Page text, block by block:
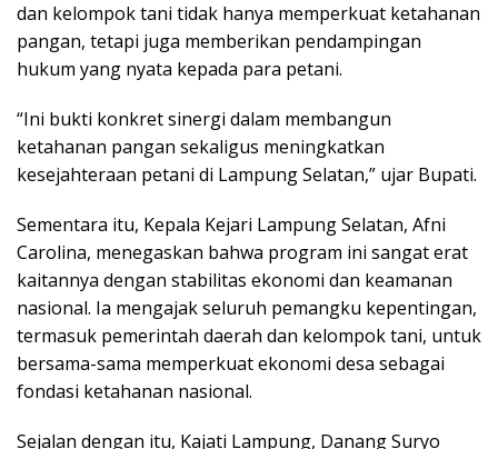
dan kelompok tani tidak hanya memperkuat ketahanan
pangan, tetapi juga memberikan pendampingan
hukum yang nyata kepada para petani.
“Ini bukti konkret sinergi dalam membangun
ketahanan pangan sekaligus meningkatkan
kesejahteraan petani di Lampung Selatan,” ujar Bupati.
Sementara itu, Kepala Kejari Lampung Selatan, Afni
Carolina, menegaskan bahwa program ini sangat erat
kaitannya dengan stabilitas ekonomi dan keamanan
nasional. Ia mengajak seluruh pemangku kepentingan,
termasuk pemerintah daerah dan kelompok tani, untuk
bersama-sama memperkuat ekonomi desa sebagai
fondasi ketahanan nasional.
Sejalan dengan itu, Kajati Lampung, Danang Suryo